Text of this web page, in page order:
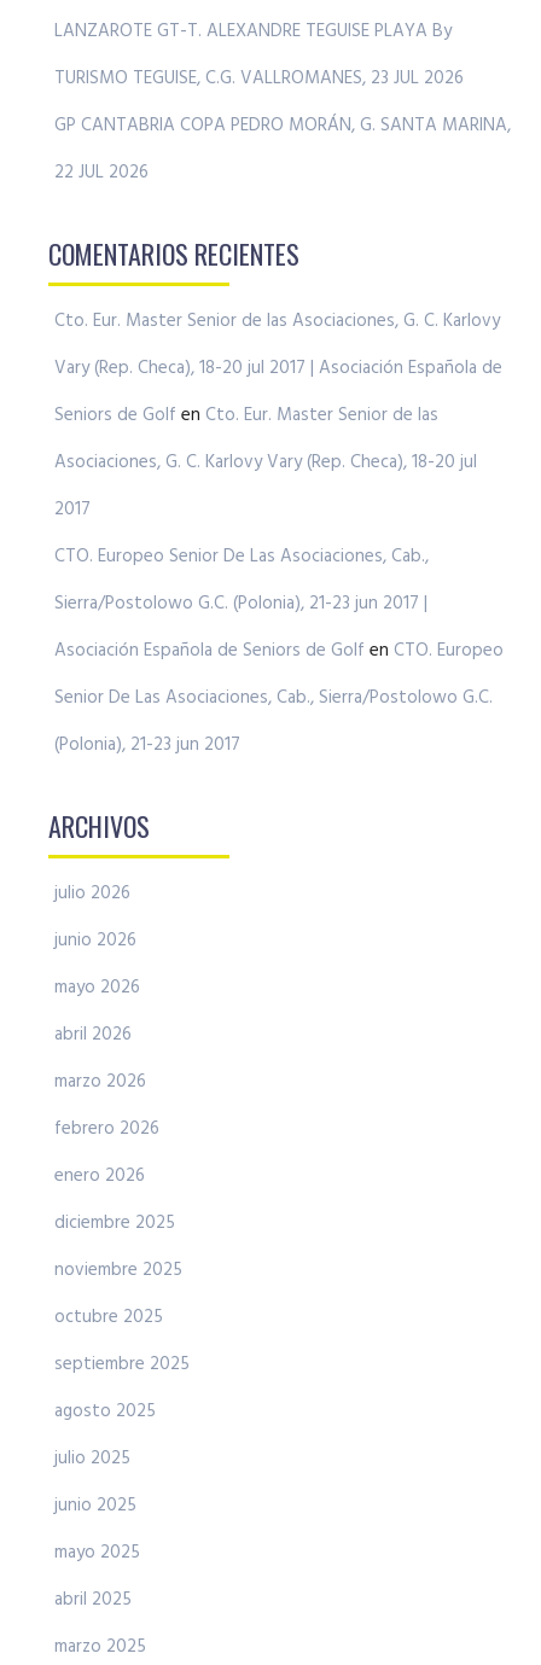
LANZAROTE GT-T. ALEXANDRE TEGUISE PLAYA By
TURISMO TEGUISE, C.G. VALLROMANES, 23 JUL 2026
GP CANTABRIA COPA PEDRO MORÁN, G. SANTA MARINA,
22 JUL 2026
COMENTARIOS RECIENTES
Cto. Eur. Master Senior de las Asociaciones, G. C. Karlovy
Vary (Rep. Checa), 18-20 jul 2017 | Asociación Española de
Seniors de Golf en Cto. Eur. Master Senior de las
Asociaciones, G. C. Karlovy Vary (Rep. Checa), 18-20 jul
2017
CTO. Europeo Senior De Las Asociaciones, Cab.,
Sierra/Postolowo G.C. (Polonia), 21-23 jun 2017 |
Asociación Española de Seniors de Golf en CTO. Europeo
Senior De Las Asociaciones, Cab., Sierra/Postolowo G.C.
(Polonia), 21-23 jun 2017
ARCHIVOS
julio 2026
junio 2026
mayo 2026
abril 2026
marzo 2026
febrero 2026
enero 2026
diciembre 2025
noviembre 2025
octubre 2025
septiembre 2025
agosto 2025
julio 2025
junio 2025
mayo 2025
abril 2025
marzo 2025